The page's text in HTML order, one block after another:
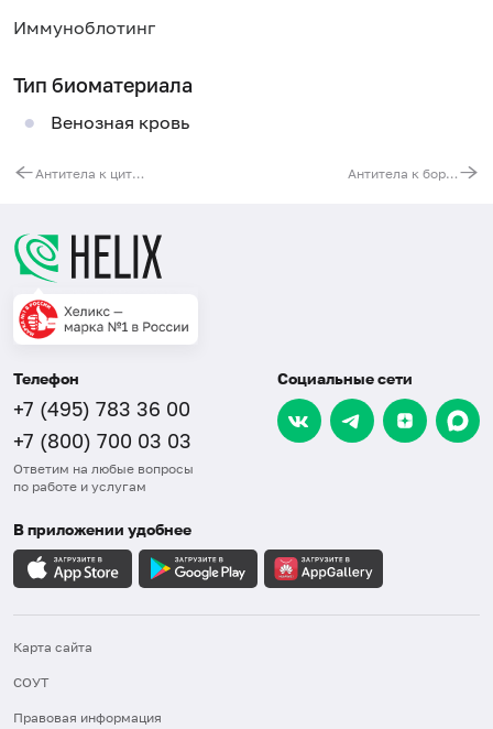
Иммуноблотинг
Тип биоматериала
Венозная кровь
Антитела к цитомегаловирусу (Cytomegalovirus, IgG) (иммуноблот) Антитела к боррелии (Borrelia, IgG) (иммуноблот)
Телефон
+7 (495) 783 36 00
+7 (800) 700 03 03
Ответим на любые вопросы
по работе и услугам
Социальные сети
В приложении удобнее
Карта сайта
СОУТ
Правовая информация